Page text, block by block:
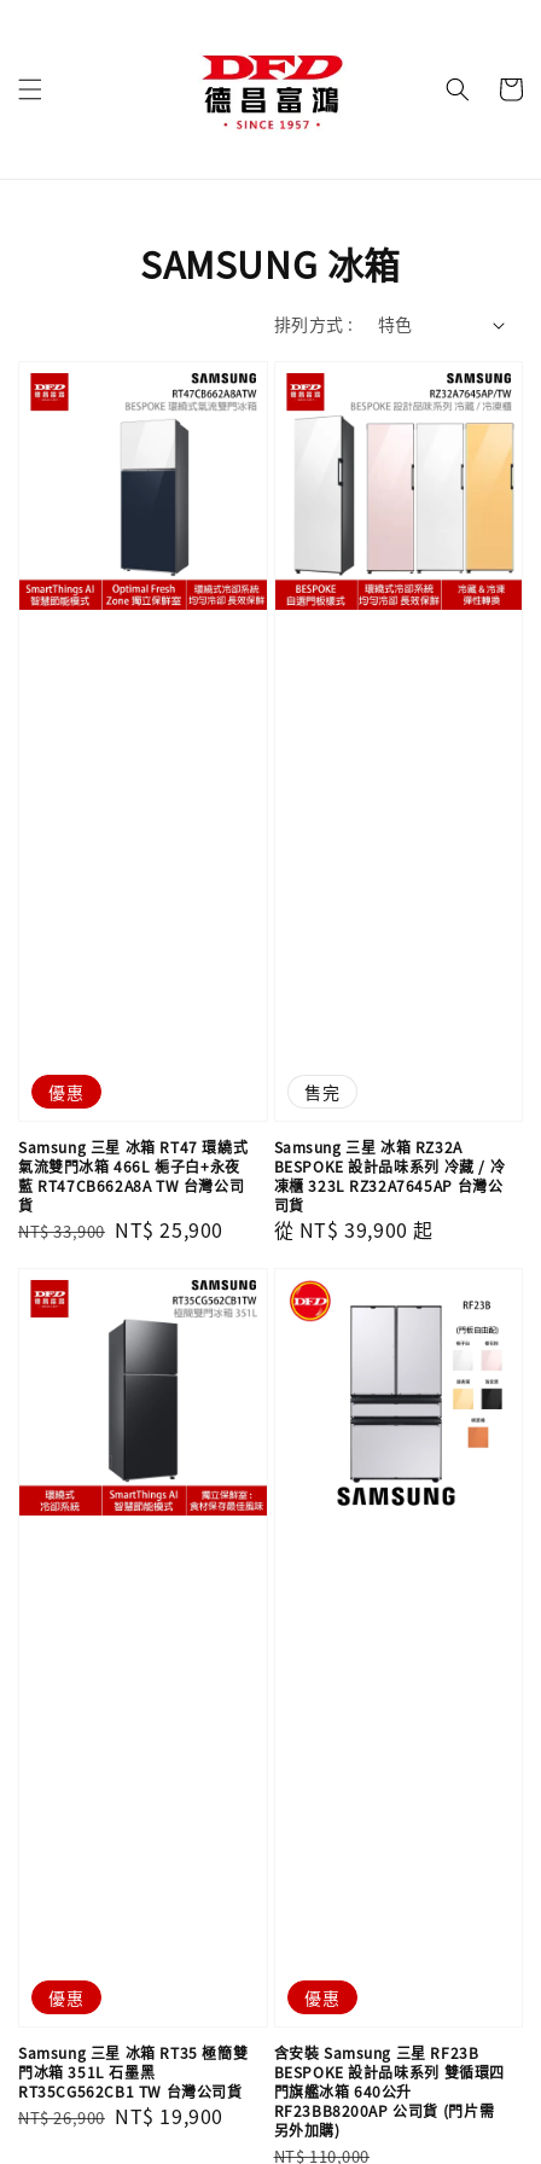
SAMSUNG 冰箱
排列方式 :
優惠
Samsung 三星 冰箱 RT47 環繞式
氣流雙門冰箱 466L 梔子白+永夜
藍 RT47CB662A8A TW 台灣公司
貨
Regular
NT$ 33,900 Sale
NT$ 25,900
售完
Samsung 三星 冰箱 RZ32A
BESPOKE 設計品味系列 冷藏 / 冷
凍櫃 323L RZ32A7645AP 台灣公
司貨
Regular
從 NT$ 39,900 起
優惠
Samsung 三星 冰箱 RT35 極簡雙
門冰箱 351L 石墨黑
RT35CG562CB1 TW 台灣公司貨
Regular
NT$ 26,900 Sale
NT$ 19,900
優惠
含安裝 Samsung 三星 RF23B
BESPOKE 設計品味系列 雙循環四
門旗艦冰箱 640公升
RF23BB8200AP 公司貨 (門片需
另外加購)
Regular
NT$ 110,000